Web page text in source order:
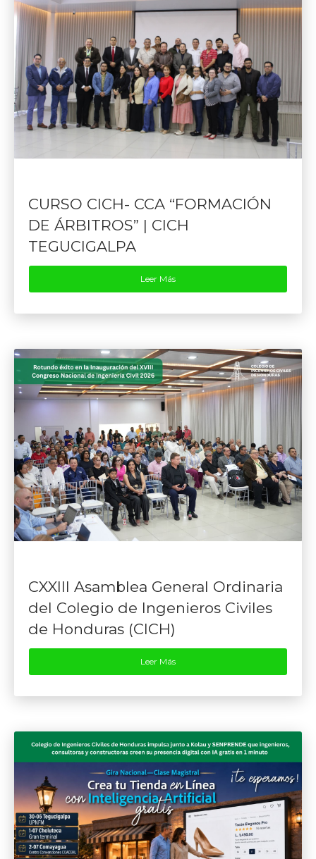
CURSO CICH- CCA “FORMACIÓN
DE ÁRBITROS” | CICH
TEGUCIGALPA
Leer Más
CXXIII Asamblea General Ordinaria
del Colegio de Ingenieros Civiles
de Honduras (CICH)
Leer Más